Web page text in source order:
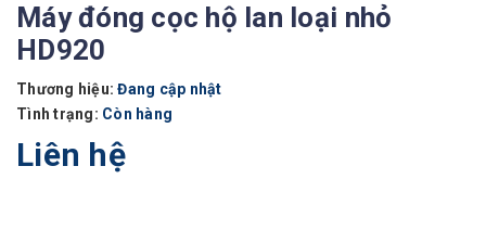
Máy đóng cọc hộ lan loại nhỏ
HD920
Thương hiệu: Đang cập nhật
Tình trạng: Còn hàng
Liên hệ